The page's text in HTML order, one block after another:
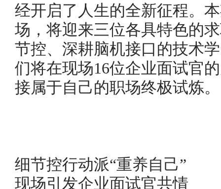
经开启了人生的全新征程。
场，将迎来三位各具特色的
节控、深耕脑机接口的技术
们将在现场16位企业面试官
接属于自己的职场终极试炼。
细节控行动派“重养自己”
现场引发企业面试官共情